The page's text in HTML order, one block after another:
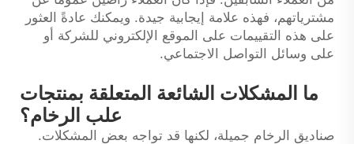
مشترياتهم، فهذه علامة إيجابية جيدة. ويمكنك عادةً العثور
على هذه التقييمات على الموقع الإلكتروني للشركة أو
على وسائل التواصل الاجتماعي.
ما المشكلات الشائعة المتعلقة بمنتجات
علب الرخام؟
صناديق الرخام جميلة، لكنها قد تواجه بعض المشكلات.